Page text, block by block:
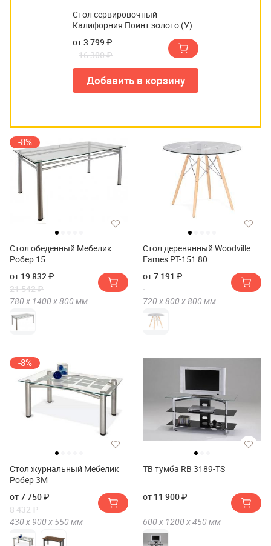
Стол сервировочный
Калифорния Поинт золото (У)
от 3 799 ₽
16 300 ₽
Добавить в корзину
-8%
Стол обеденный Мебелик
Робер 15
от 19 832 ₽
21 542 ₽
780 х 1400 х800 мм
Стол деревянный Woodville
Eames PT-151 80
от 7 191 ₽
720 х800 х800 мм
-8%
Стол журнальный Мебелик
Робер 3М
от 7 750 ₽
8 432 ₽
430 х 900 х 550 мм
ТВ тумба RB 3189-TS
от 11 900 ₽
600 х 1200 х450 мм